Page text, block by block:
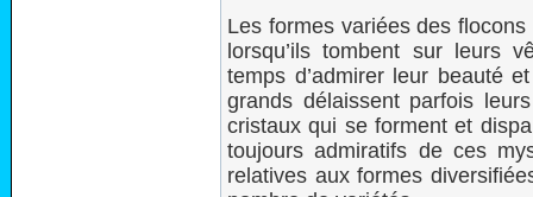
Les formes variées des
lorsqu’ils tombent sur leurs
temps d’admirer leur beauté
grands délaissent parfois
cristaux qui se forment et
toujours admiratifs de ces
relatives aux formes